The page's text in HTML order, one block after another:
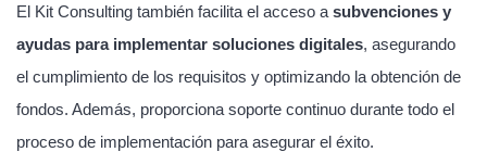
El Kit Consulting también facilita el acceso a subvenciones y
ayudas para implementar soluciones digitales, asegurando
el cumplimiento de los requisitos y optimizando la obtención de
fondos. Además, proporciona soporte continuo durante todo el
proceso de implementación para asegurar el éxito.